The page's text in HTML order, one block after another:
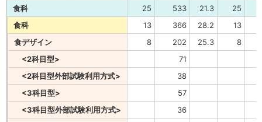
食科
25 533 21.3
25
食科
13 366 28.2
13
食デザイン
8 202 25.3
8
<2科目型>
71
<2科目型外部試験利用方式>
38
<3科目型>
57
<3科目型外部試験利用方式>
36